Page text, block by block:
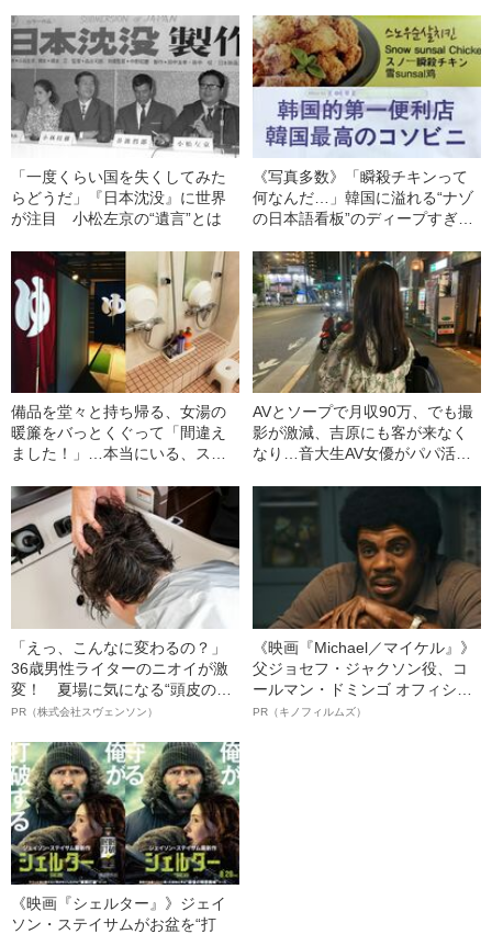
「一度くらい国を失くしてみた
らどうだ」『日本沈没』に世界
が注目 小松左京の“遺言”とは
《写真多数》「瞬殺チキンって
何なんだ…」韓国に溢れる“ナゾ
の日本語看板”のディープすぎる
備品を堂々と持ち帰る、女湯の
暖簾をバっとくぐって「間違え
ました！」…本当にいる、スー
AVとソープで月収90万、でも撮
影が激減、吉原にも客が来なく
なり…音大生AV女優がパパ活を
「えっ、こんなに変わるの？」
36歳男性ライターのニオイが激
変！ 夏場に気になる“頭皮のニ
オイ”や“ベタつき”を解消す
ト”が生み出した徹底ケアとは
PR（株式会社スヴェンソン）
《映画『Michael／マイケル』》
父ジョセフ・ジャクソン役、コ
ールマン・ドミンゴ オフィシャ
ルインタビュー“観客を魅了した
PR（キノフィルムズ）
《映画『シェルター』》ジェイ
ソン・ステイサムがお盆を“打